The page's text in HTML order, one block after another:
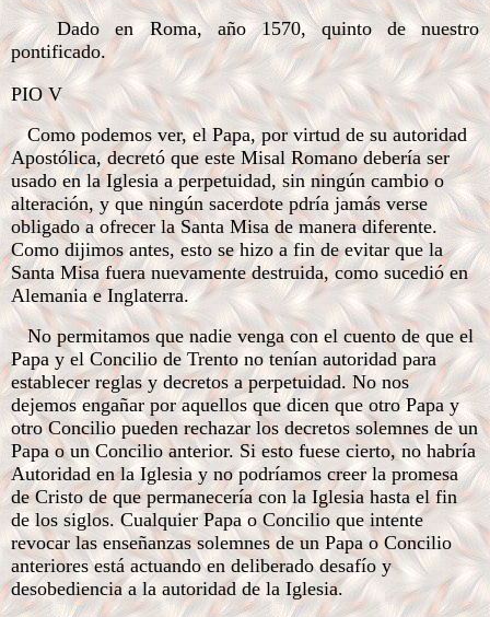
Dado en Roma, año 1570, quinto de nuestro
pontificado.
PIO V
Como podemos ver, el Papa, por virtud de su autoridad
Apostólica, decretó que este Misal Romano debería ser
usado en la Iglesia a perpetuidad, sin ningún cambio o
alteración, y que ningún sacerdote pdría jamás verse
obligado a ofrecer la Santa Misa de manera diferente.
Como dijimos antes, esto se hizo a fin de evitar que la
Santa Misa fuera nuevamente destruida, como sucedió en
Alemania e Inglaterra.
No permitamos que nadie venga con el cuento de que el
Papa y el Concilio de Trento no tenían autoridad para
establecer reglas y decretos a perpetuidad. No nos
dejemos engañar por aquellos que dicen que otro Papa y
otro Concilio pueden rechazar los decretos solemnes de un
Papa o un Concilio anterior. Si esto fuese cierto, no habría
Autoridad en la Iglesia y no podríamos creer la promesa
de Cristo de que permanecería con la Iglesia hasta el fin
de los siglos. Cualquier Papa o Concilio que intente
revocar las enseñanzas solemnes de un Papa o Concilio
anteriores está actuando en deliberado desafío y
desobediencia a la autoridad de la Iglesia.